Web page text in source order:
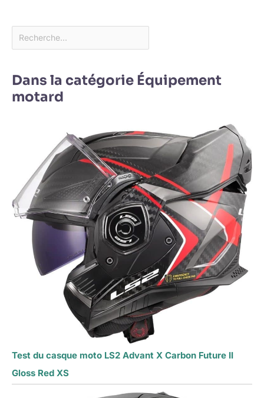
Dans la catégorie Équipement
motard
Test du casque moto LS2 Advant X Carbon Future II
Gloss Red XS